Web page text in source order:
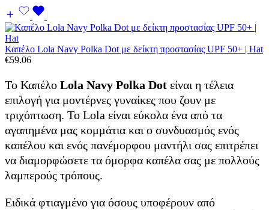
Καπέλο Lola Navy Polka Dot με δείκτη προστασίας UPF 50+ | Hat
€59.06
Το Καπέλο Lola Navy Polka Dot είναι η τέλεια
επιλογή για μοντέρνες γυναίκες που ζουν με
τριχόπτωση. Το Lola είναι εύκολα ένα από τα
αγαπημένα μας κομμάτια και ο συνδυασμός ενός
καπέλου και ενός πανέμορφου μαντήλι σας επιτρέπει
να διαμορφώσετε τα όμορφα καπέλα σας με πολλούς
λαμπερούς τρόπους.
Ειδικά φτιαγμένο για όσους υποφέρουν από